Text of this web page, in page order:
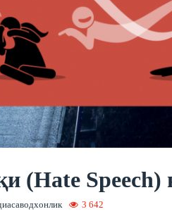
(Hate Speech)
3 642